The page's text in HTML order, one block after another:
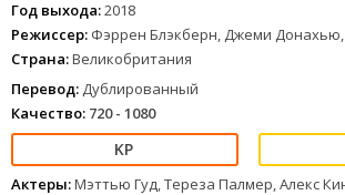
Год выхода:2018
Режиссер: Фэррен Блэкберн, Джеми Донахью,
Страна:Великобритания
Перевод: Дублированный
Качество: 720 - 1080
Актеры:Мэттью Гуд, Тереза Палмер, Алекс